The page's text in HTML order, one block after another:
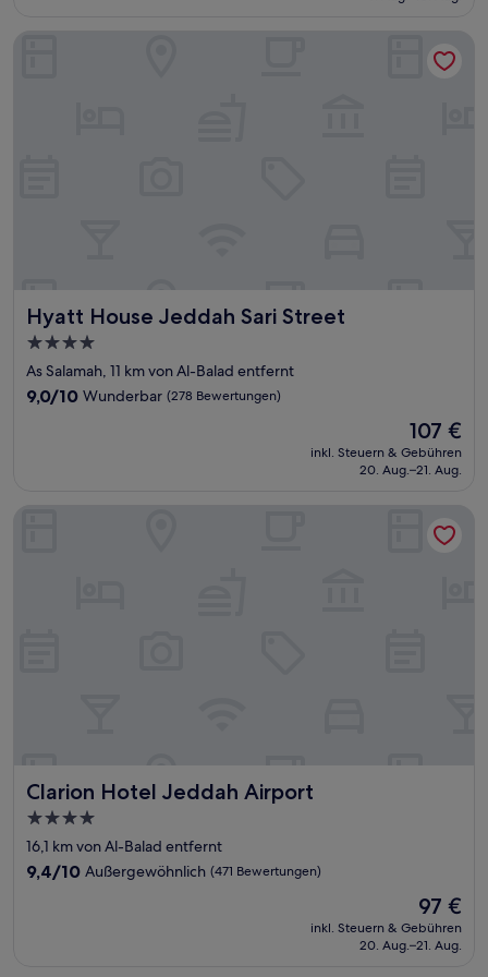
Hyatt House Jeddah Sari Street
Hyatt House Jeddah Sari Street
4.0-
Sterne-
Unterkunft
As Salamah, 11 km von Al-Balad entfernt
9.0
9,0/10 Wunderbar (278 Bewertungen)
Der
Preis
beträgt
107 €
inkl. Steuern & Gebühren
20. Aug.–21. Aug.
Hyatt House Jeddah Sari Street
Clarion Hotel Jeddah Airport
Clarion Hotel Jeddah Airport
4.0-
Sterne-
Unterkunft
16,1 km von Al-Balad entfernt
9.4
9,4/10 Außergewöhnlich (471 Bewertungen)
Der
Preis
beträgt
97 €
inkl. Steuern & Gebühren
20. Aug.–21. Aug.